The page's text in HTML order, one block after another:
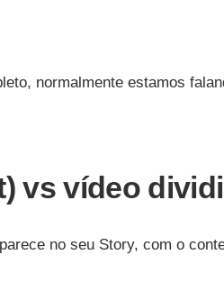
normalmente estamos
vs vídeo
no seu Story, com o